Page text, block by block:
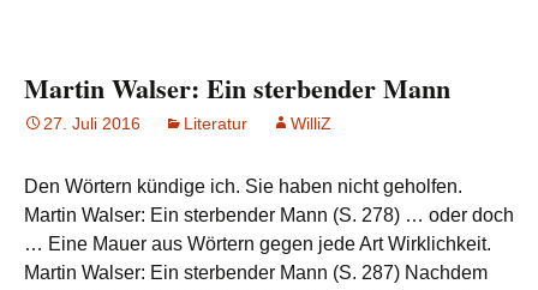
Martin Walser: Ein sterbender Mann
27. Juli 2016 Literatur WilliZ
Den Wörtern kündige ich. Sie haben nicht geholfen.
Martin Walser: Ein sterbender Mann (S. 278) … oder doch
… Eine Mauer aus Wörtern gegen jede Art Wirklichkeit.
Martin Walser: Ein sterbender Mann (S. 287) Nachdem